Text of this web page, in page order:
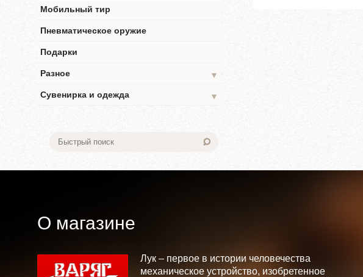
Мобильный тир
Пневматическое оружие
Подарки
Разное
▼
Сувенирка и одежда
▼
О магазине
Лук – первое в истории человечества
механическое устройство, изобретенное